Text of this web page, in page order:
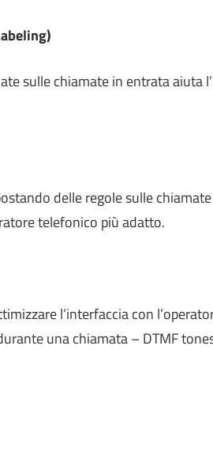
sulle chiamate in entrata aiuta
delle regole sulle
telefonico più adatto.
l’interfaccia con
una chiamata – DTMF